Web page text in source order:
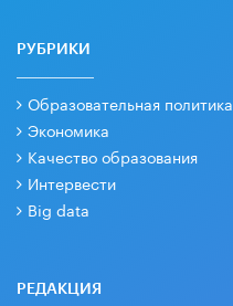
РУБРИКИ
Образовательная политика
Экономика
Качество образования
Интервести
Big data
РЕДАКЦИЯ